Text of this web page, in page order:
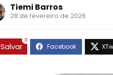
Tiemi Barros
28 de fevereiro de 2026
Salvar
0